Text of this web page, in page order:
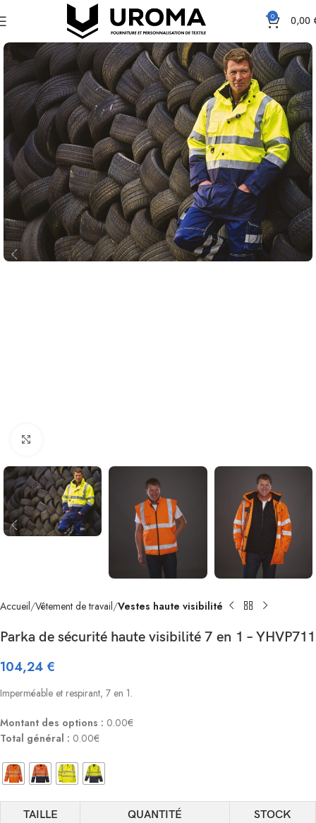
0 0,00
Accueil Vêtement de travail Vestes haute visibilité
Parka de sécurité haute visibilité 7 en 1 – YHVP711
104,24 €
Imperméable et respirant, 7 en 1.
Montant des options : 0.00€
Total général : 0.00€
TAILLE QUANTITÉ STOCK